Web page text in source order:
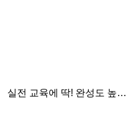
실전 교육에 딱! 완성도 높은